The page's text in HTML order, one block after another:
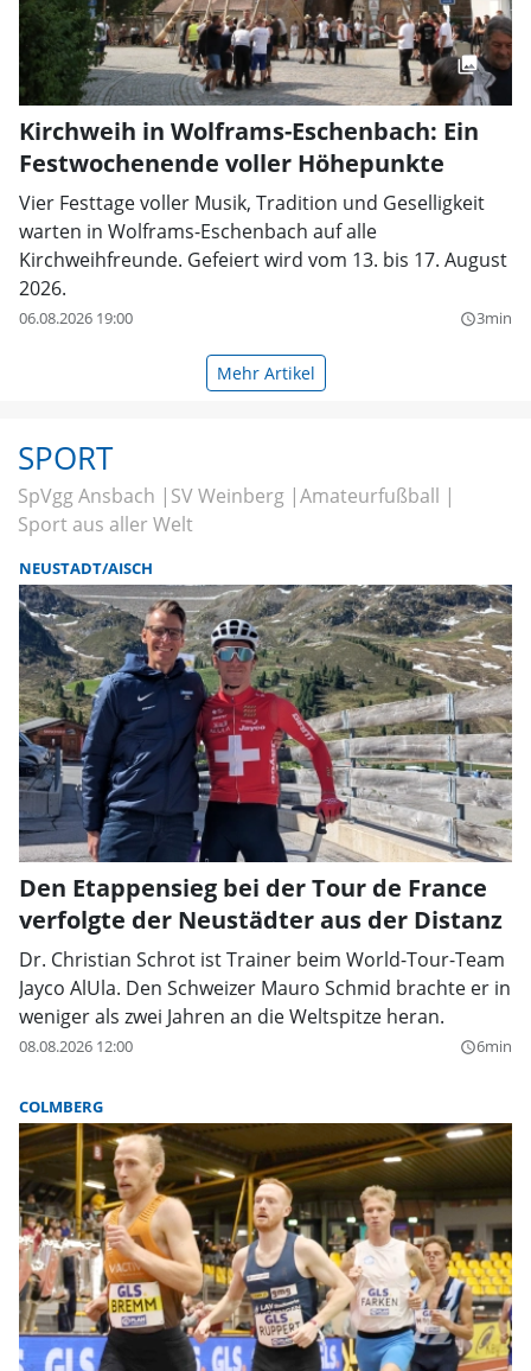
Kirchweih in Wolframs-Eschenbach: Ein
Festwochenende voller Höhepunkte
Vier Festtage voller Musik, Tradition und Geselligkeit
warten in Wolframs-Eschenbach auf alle
Kirchweihfreunde. Gefeiert wird vom 13. bis 17. August
2026.
06.08.2026 19:00 query_builder3min
Mehr Artikel
SPORT
SpVgg Ansbach SV Weinberg Amateurfußball
Sport aus aller Welt
NEUSTADT/AISCH
Den Etappensieg bei der Tour de France
verfolgte der Neustädter aus der Distanz
Dr. Christian Schrot ist Trainer beim World-Tour-Team
Jayco AlUla. Den Schweizer Mauro Schmid brachte er in
weniger als zwei Jahren an die Weltspitze heran.
08.08.2026 12:00 query_builder6min
COLMBERG